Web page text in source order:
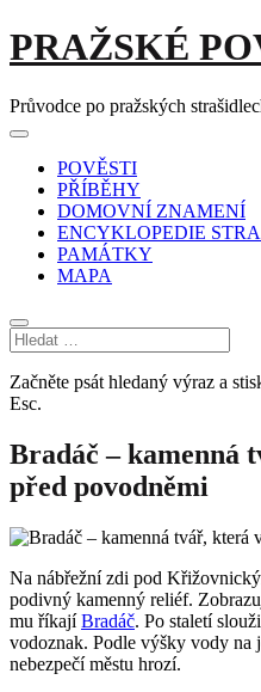
Skip
to
PRAŽSKÉ
Průvodce po pražských
Menu
POVĚSTI
PŘÍBĚHY
DOMOVNÍ ZNAMENÍ
ENCYKLOPEDIE
PAMÁTKY
MAPA
Začněte psát hledaný výraz a
Esc.
Bradáč – kamenná
před povodněmi
Na nábřežní zdi pod
podivný kamenný reliéf.
mu říkajíBradáč. Po staletí
vodoznak. Podle výšky vody na
nebezpečí městu hrozí.